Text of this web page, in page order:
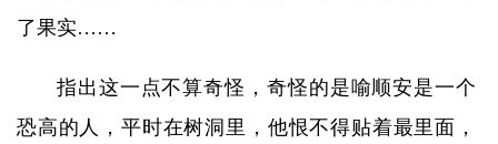
了果实……
指出这一点不算奇怪，奇怪的是喻顺安是一个
恐高的人，平时在树洞里，他恨不得贴着最里面，